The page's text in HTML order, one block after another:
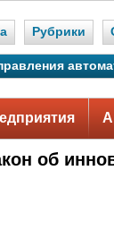
Рубрики
об